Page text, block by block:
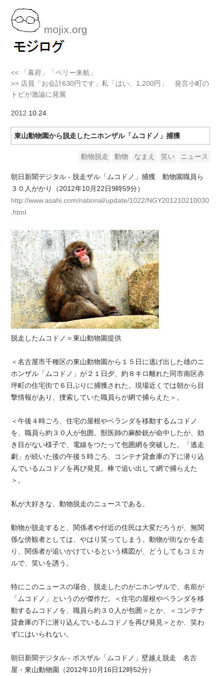
mojix.org
<< 「幕府」「ペリー来航」
>> 店員「お会計630円です」私「はい、1,200円」 発言小町の
トピが激論に発展
2012 .10.24
東山動物園から脱走したニホンザル「ムコドノ」捕獲
動物脱走 動物 なまえ 笑い ニュース
朝日新聞デジタル - 脱走ザル「ムコドノ」捕獲 動物園職員ら
３０人がかり（2012年10月22日9時59分）
http://www.asahi.com/national/update/1022/NGY201210210030
.html
脱走したムコドノ＝東山動物園提供
＜名古屋市千種区の東山動物園から１５日に逃げ出した雄のニ
ホンザル「ムコドノ」が２１日夕、約８キロ離れた同市南区赤
坪町の住宅街で６日ぶりに捕獲された。現場近くでは朝から目
撃情報があり、捜索していた職員らが網で捕らえた＞。
＜午後４時ごろ、住宅の屋根やベランダを移動するムコドノ
を、職員ら約３０人が包囲。獣医師の麻酔銃が命中したが、効
き目がない様子で、電線をつたって包囲網を突破した。「逃走
劇」が続いた後の午後５時ごろ、コンテナ貸倉庫の下に潜り込
んでいるムコドノを再び発見。棒で追い出して網で捕らえた
＞。
私が大好きな、動物脱走のニュースである。
動物が脱走すると、関係者や付近の住民は大変だろうが、無関
係な傍観者としては、やはり笑ってしまう。動物が街なかを走
り、関係者が追いかけているという構図が、どうしてもコミカ
ルで、笑いを誘う。
特にこのニュースの場合、脱走したのがニホンザルで、名前が
「ムコドノ」というのが傑作だ。＜住宅の屋根やベランダを移
動するムコドノを、職員ら約３０人が包囲＞とか、＜コンテナ
貸倉庫の下に潜り込んでいるムコドノを再び発見＞とか、笑わ
ずにはいられない。
朝日新聞デジタル - ボスザル「ムコドノ」壁越え脱走 名古
屋・東山動物園（2012年10月16日12時52分）